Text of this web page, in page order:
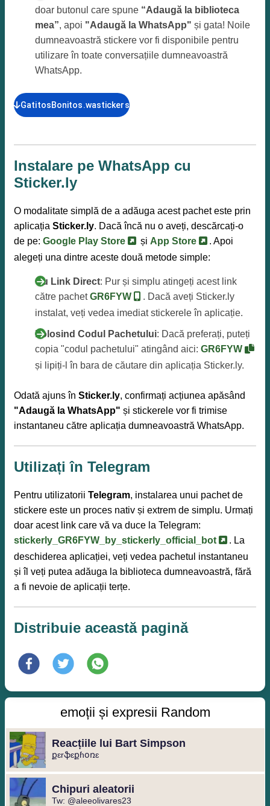
doar butonul care spune “Adaugă la biblioteca
mea”, apoi "Adaugă la WhatsApp" și gata! Noile
dumneavoastră stickere vor fi disponibile pentru
utilizare în toate conversațiile dumneavoastră
WhatsApp.
GatitosBonitos.wastickers
Instalare pe WhatsApp cu
Sticker.ly
O modalitate simplă de a adăuga acest pachet este prin
aplicația Sticker.ly. Dacă încă nu o aveți, descărcați-o
de pe: Google Play Store și App Store
. Apoi
alegeți una dintre aceste două metode simple:
Cu Link Direct: Pur și simplu atingeți acest link
către pachetGR6FYW
. Dacă aveți Sticker.ly
instalat, veți vedea imediat stickerele în aplicație.
Folosind Codul Pachetului: Dacă preferați, puteți
copia "codul pachetului" atingând aici: GR6FYW
și lipiți-l în bara de căutare din aplicația Sticker.ly.
Odată ajuns în Sticker.ly, confirmați acțiunea apăsând
"Adaugă la WhatsApp" și stickerele vor fi trimise
instantaneu către aplicația dumneavoastră WhatsApp.
Utilizați în Telegram
Pentru utilizatorii Telegram, instalarea unui pachet de
stickere este un proces nativ și extrem de simplu. Urmați
doar acest link care vă va duce la Telegram:
stickerly_GR6FYW_by_stickerly_official_bot
. La
deschiderea aplicației, veți vedea pachetul instantaneu
și îl veți putea adăuga la biblioteca dumneavoastră, fără
a fi nevoie de aplicații terțe.
Distribuie această pagină
emoții și expresii Random
Reacțiile lui Bart Simpson
քɛrֆɛքɦօռɛ
Chipuri aleatorii
Tw: @aleeolivares23